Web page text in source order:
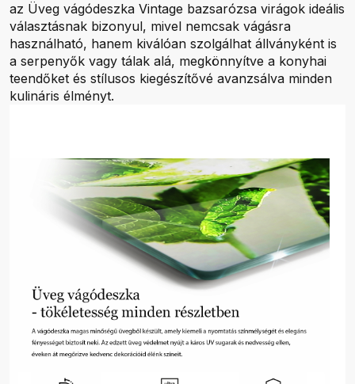
az Üveg vágódeszka Vintage bazsarózsa virágok ideális
választásnak bizonyul, mivel nemcsak vágásra
használható, hanem kiválóan szolgálhat állványként is
a serpenyők vagy tálak alá, megkönnyítve a konyhai
teendőket és stílusos kiegészítővé avanzsálva minden
kulináris élményt.